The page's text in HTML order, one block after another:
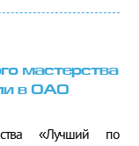
мастерства
в ОАО
«Лучший по